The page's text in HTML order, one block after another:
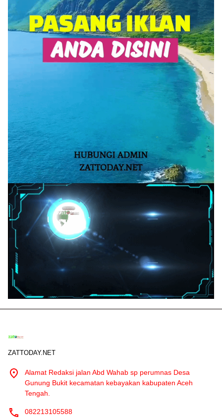
ZATTODAY.NET
Alamat Redaksi jalan Abd Wahab sp perumnas Desa
Gunung Bukit kecamatan kebayakan kabupaten Aceh
Tengah.
082213105588